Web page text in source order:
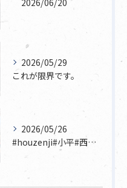
2026/05/29
これが限界です。
2026/05/26
#houzenji#小平#西東京市#東村山#立川市国分寺市寺...